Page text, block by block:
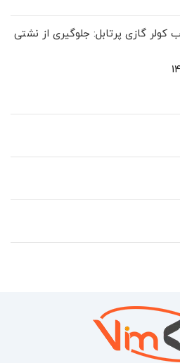
کولر گازی پرتابل: جلوگیری از نشتی